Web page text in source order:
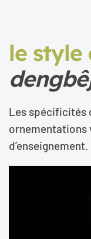
le style
Les spécificités
ornementations
d’enseignement.